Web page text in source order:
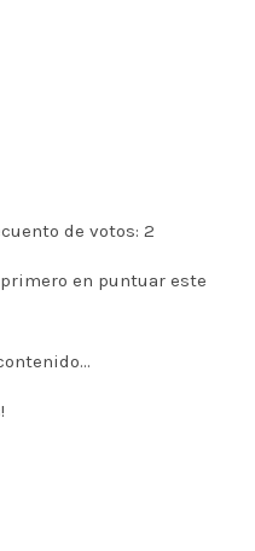
de votos: 2
primero en puntuar este